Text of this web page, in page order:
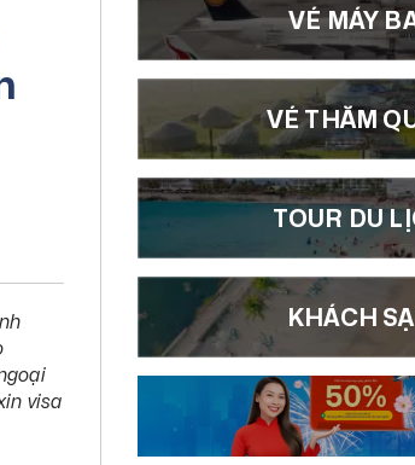
visa
VÉ MÁY
VÉ THĂM
TOUR DU
KHÁCH